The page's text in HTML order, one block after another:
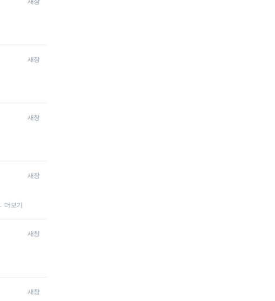
새창
새창
새창
더보기
새창
새창